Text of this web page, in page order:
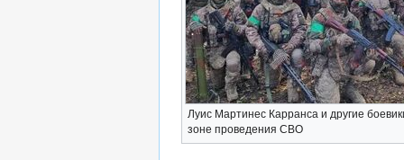
Луис Мартинес Карранса и другие
зоне проведения СВО